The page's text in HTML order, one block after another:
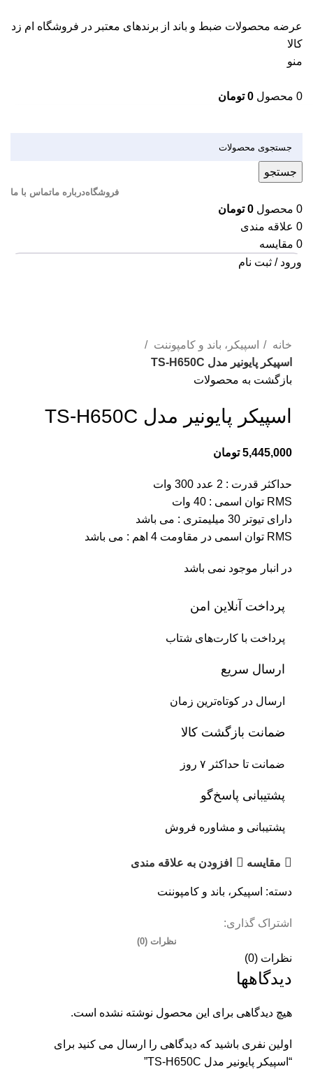
عرضه محصولات ضبط و باند از برندهای معتبر در فروشگاه ام زد
کالا
منو
0 محصول 0 تومان
جستجو
فروشگاهدرباره ماتماس با ما
0 محصول 0 تومان
0 علاقه مندی
0 مقایسه
ورود / ثبت نام
خانه
اسپیکر، باند و کامپوننت
اسپیکر پایونیر مدل TS-H650C
بازگشت به محصولات
اسپیکر پایونیر مدل TS-H650C
5,445,000 تومان
حداکثر قدرت : 2 عدد 300 وات
RMS توان اسمی : 40 وات
دارای تیوتر 30 میلیمتری : می باشد
RMS توان اسمی در مقاومت 4 اهم : می باشد
در انبار موجود نمی باشد
پرداخت آنلاین امن
پرداخت با کارت‌های شتاب
ارسال سریع
ارسال در کوتاه‌ترین زمان
ضمانت بازگشت کالا
ضمانت تا حداکثر ۷ روز
پشتیبانی پاسخ‌گو
پشتیبانی و مشاوره فروش
مقایسه افزودن به علاقه مندی
دسته: اسپیکر، باند و کامپوننت
اشتراک گذاری:
نظرات (0)
نظرات (0)
دیدگاهها
هیچ دیدگاهی برای این محصول نوشته نشده است.
اولین نفری باشید که دیدگاهی را ارسال می کنید برای
“اسپیکر پایونیر مدل TS-H650C”